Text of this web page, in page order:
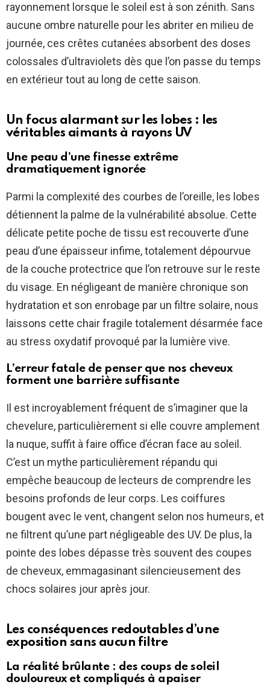
rayonnement lorsque le soleil est à son zénith. Sans
aucune ombre naturelle pour les abriter en milieu de
journée, ces crêtes cutanées absorbent des doses
colossales d’ultraviolets dès que l’on passe du temps
en extérieur tout au long de cette saison.
Un focus alarmant sur les lobes : les
véritables aimants à rayons UV
Une peau d’une finesse extrême
dramatiquement ignorée
Parmi la complexité des courbes de l’oreille, les lobes
détiennent la palme de la vulnérabilité absolue. Cette
délicate petite poche de tissu est recouverte d’une
peau d’une épaisseur infime, totalement dépourvue
de la couche protectrice que l’on retrouve sur le reste
du visage. En négligeant de manière chronique son
hydratation et son enrobage par un filtre solaire, nous
laissons cette chair fragile totalement désarmée face
au stress oxydatif provoqué par la lumière vive.
L’erreur fatale de penser que nos cheveux
forment une barrière suffisante
Il est incroyablement fréquent de s’imaginer que la
chevelure, particulièrement si elle couvre amplement
la nuque, suffit à faire office d’écran face au soleil.
C’est un mythe particulièrement répandu qui
empêche beaucoup de lecteurs de comprendre les
besoins profonds de leur corps. Les coiffures
bougent avec le vent, changent selon nos humeurs, et
ne filtrent qu’une part négligeable des UV. De plus, la
pointe des lobes dépasse très souvent des coupes
de cheveux, emmagasinant silencieusement des
chocs solaires jour après jour.
Les conséquences redoutables d’une
exposition sans aucun filtre
La réalité brûlante : des coups de soleil
douloureux et compliqués à apaiser